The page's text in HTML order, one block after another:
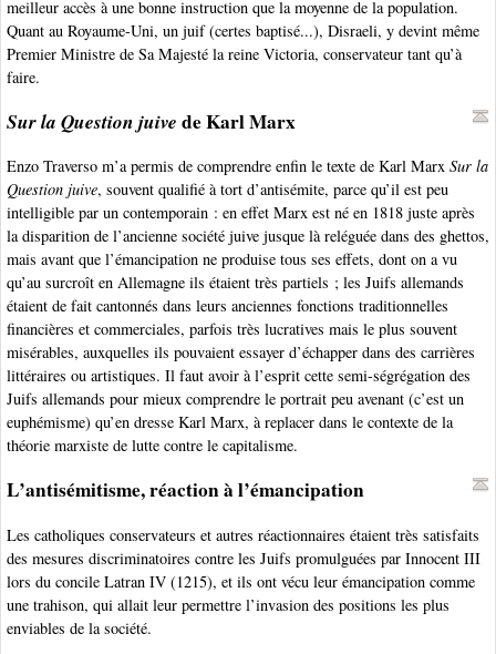
meilleur accès à une bonne instruction que la moyenne de la population.
Quant au Royaume-Uni, un juif (certes baptisé...), Disraeli, y devint même
Premier Ministre de Sa Majesté la reine Victoria, conservateur tant qu’à
faire.
Sur la Question juive de Karl Marx
Enzo Traverso m’a permis de comprendre enfin le texte de Karl Marx Sur la
Question juive, souvent qualifié à tort d’antisémite, parce qu’il est peu
intelligible par un contemporain : en effet Marx est né en 1818 juste après
la disparition de l’ancienne société juive jusque là reléguée dans des ghettos,
mais avant que l’émancipation ne produise tous ses effets, dont on a vu
qu’au surcroît en Allemagne ils étaient très partiels ; les Juifs allemands
étaient de fait cantonnés dans leurs anciennes fonctions traditionnelles
financières et commerciales, parfois très lucratives mais le plus souvent
misérables, auxquelles ils pouvaient essayer d’échapper dans des carrières
littéraires ou artistiques. Il faut avoir à l’esprit cette semi-ségrégation des
Juifs allemands pour mieux comprendre le portrait peu avenant (c’est un
euphémisme) qu’en dresse Karl Marx, à replacer dans le contexte de la
théorie marxiste de lutte contre le capitalisme.
L’antisémitisme, réaction à l’émancipation
Les catholiques conservateurs et autres réactionnaires étaient très satisfaits
des mesures discriminatoires contre les Juifs promulguées par Innocent III
lors du concile Latran IV (1215), et ils ont vécu leur émancipation comme
une trahison, qui allait leur permettre l’invasion des positions les plus
enviables de la société.